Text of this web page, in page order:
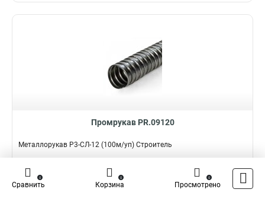
Промрукав PR.09120
Металлорукав Р3-СЛ-12 (100м/уп) Строитель
Подробнее Сравнить
Наличие:
Сравнить
0
Корзина
0
Просмотрено
0